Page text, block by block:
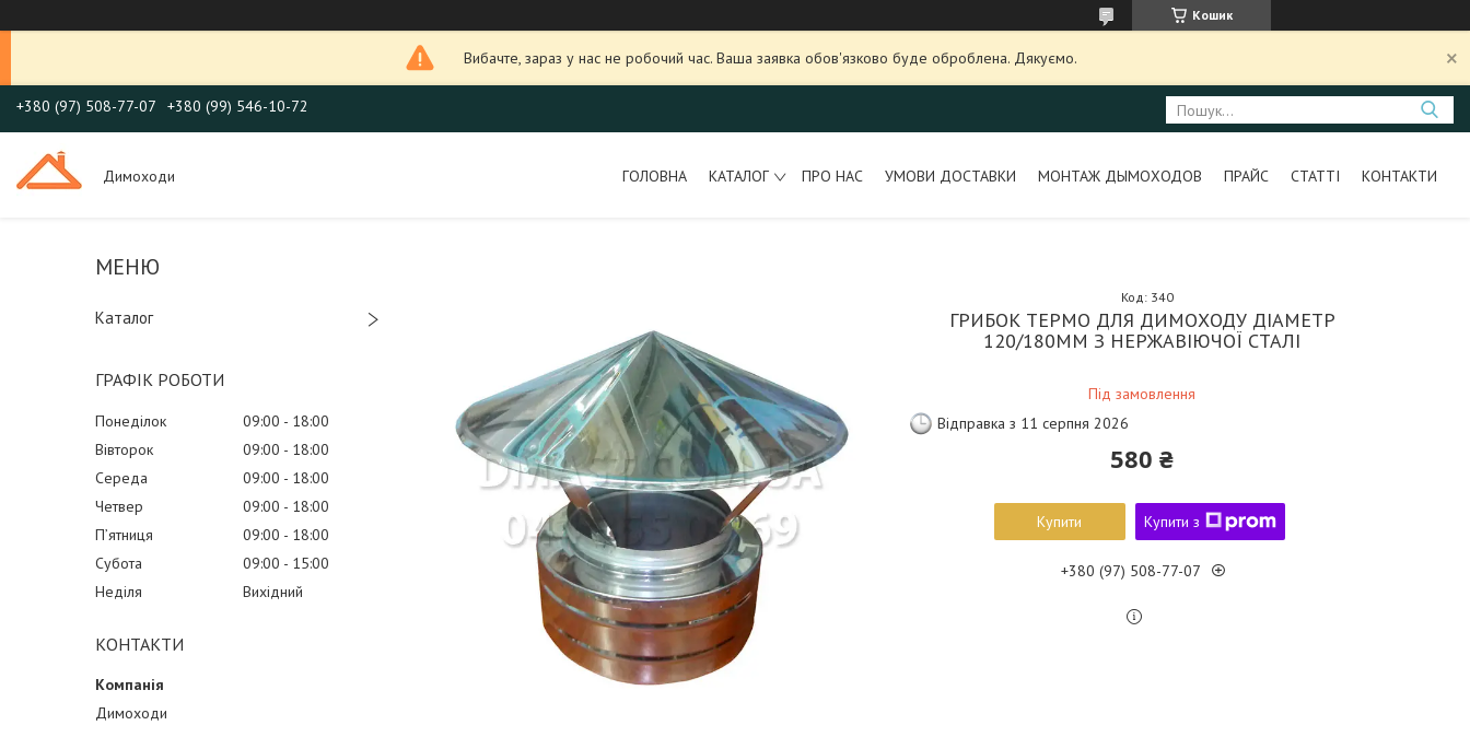
Кошик
Вибачте, зараз у нас не робочий час. Ваша заявка обов'язково буде оброблена. Дякуємо.
+380 (97) 508-77-07 +380 (99) 546-10-72
Димоходи ГОЛОВНА КАТАЛОГ ПРО НАС УМОВИ ДОСТАВКИ МОНТАЖ ДЫМОХОДОВ ПРАЙС СТАТТІ КОНТАКТИ
Каталог
ГРАФІК РОБОТИ
Понеділок 09:00
18:00
Вівторок
09:00
18:00
Середа
09:00
18:00
Четвер
09:00
18:00
Пʼятниця
09:00
18:00
Субота
09:00
15:00
Неділя
Вихідний
КОНТАКТИ
Димоходи
ГРИБОК ТЕРМО ДЛЯ ДИМОХОДУ ДІАМЕТР
120/180ММ З НЕРЖАВІЮЧОЇ СТАЛІ
Під замовлення
Код: 340
Відправка з 11 серпня 2026
580 ₴
Купити Купити з
+380 (97) 508-77-07